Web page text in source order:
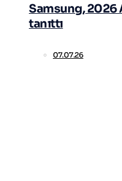
Samsung, 2026
tanıttı
07.07.26